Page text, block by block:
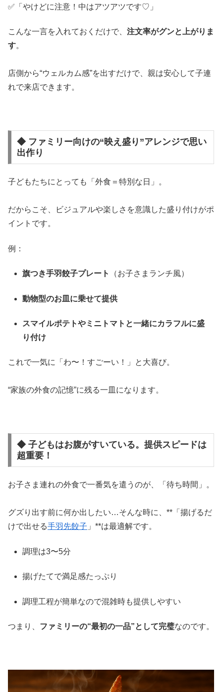
✅「やけどに注意！中はアツアツです♡」
こんな一言を入れておくだけで、 注文率がグンと上がりま
す。
店側から“ウェルカム感”を出すだけで、親は安心して子連
れで来店できます。
◆ ファミリー向けの“映え盛り”アレンジで思い
出作り
子どもたちにとっても「外食＝特別な日」。
だからこそ、ビジュアルや楽しさを意識した盛り付けがポ
イントです。
例：
旗つき手羽餃子プレート （お子さまランチ風）
動物型のお皿に乗せて提供
スマイルポテトやミニトマトと一緒にカラフルに盛
り付け
これで一気に「わ〜！すごーい！」と大喜び。
“家族の外食の記憶”に残る一皿になります。
◆ 子どもはお腹がすいている。提供スピードは
超重要！
お子さま連れの外食で一番気を遣うのが、「待ち時間」。
グズり出す前に何か出したい…そんな時に、**「揚げるだ
けで出せる手羽先餃子 」**は最適解です。
調理は3〜5分
揚げたてで満足感たっぷり
調理工程が簡単なので混雑時も提供しやすい
つまり、 ファミリーの“最初の一品”として完璧なのです。